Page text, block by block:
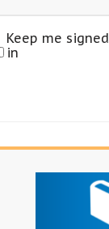
Keep me signed
in